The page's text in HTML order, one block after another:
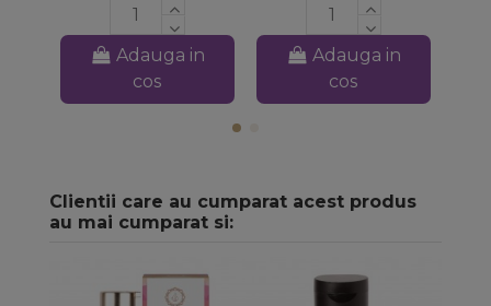
Adauga in
cos
Adauga in
cos
Clientii care au cumparat acest produs
au mai cumparat si: